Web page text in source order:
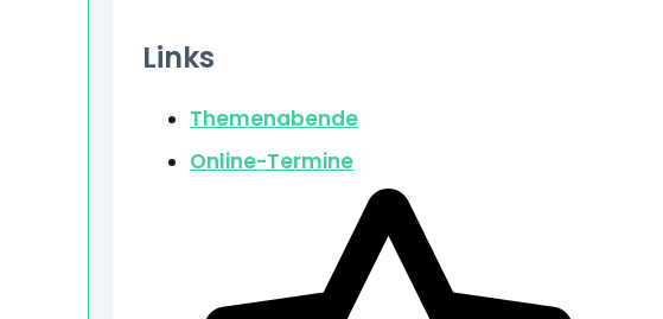
Links
Themenabende
Online-Termine